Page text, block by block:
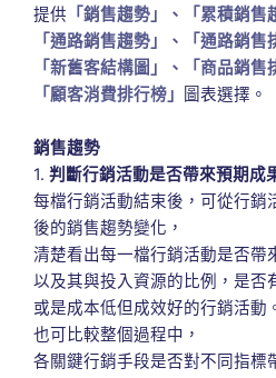
提供 「銷售趨勢」、「累積銷售
「通路銷售趨勢」、「通路銷售
「新舊客結構圖」、「商品銷售
「顧客消費排行榜」
圖表選擇。
銷售趨勢
1. 判斷行銷活動是否帶來預期成
每檔行銷活動結束後，可從行銷
後的銷售趨勢變化，
清楚看出每一檔行銷活動是否帶
以及其與投入資源的比例，是否
或是成本低但成效好的行銷活動
也可比較整個過程中，
各關鍵行銷手段是否對不同指標